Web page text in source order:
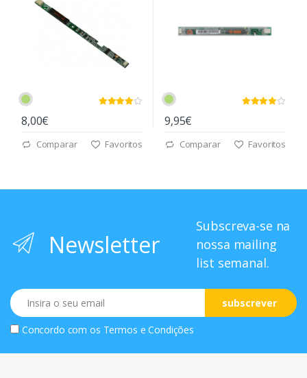
8,00€
Comparar Favoritos
9,95€
Comparar Favoritos
Newsletter
Subscreva-se na
nossa mailing
list semanal.
Email
subscrever
Concordo com os Termos e Condições